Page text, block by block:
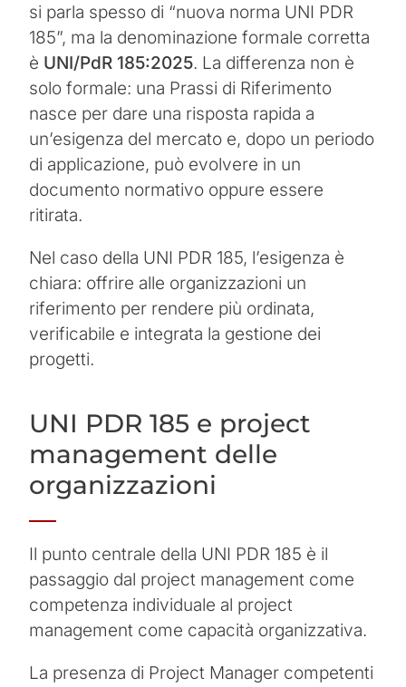
si parla spesso di “nuova norma UNI PDR
185”, ma la denominazione formale corretta
è UNI/PdR 185:2025. La differenza non è
solo formale: una Prassi di Riferimento
nasce per dare una risposta rapida a
un’esigenza del mercato e, dopo un periodo
di applicazione, può evolvere in un
documento normativo oppure essere
ritirata.
Nel caso della UNI PDR 185, l’esigenza è
chiara: offrire alle organizzazioni un
riferimento per rendere più ordinata,
verificabile e integrata la gestione dei
progetti.
UNI PDR 185 e project
management delle
organizzazioni
Il punto centrale della UNI PDR 185 è il
passaggio dal project management come
competenza individuale al project
management come capacità organizzativa.
La presenza di Project Manager competenti